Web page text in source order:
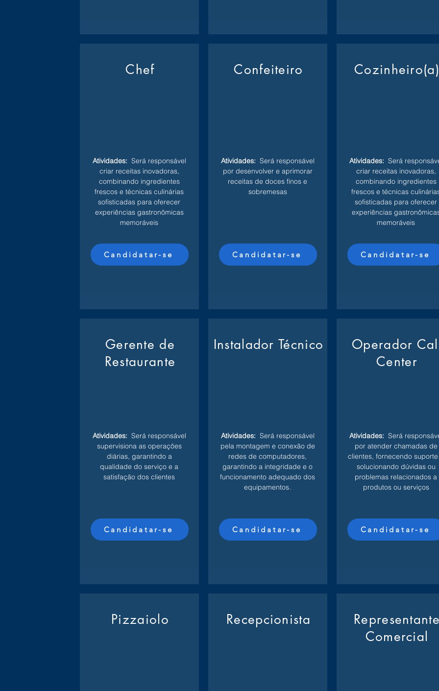
Chef
Atividades: Será responsável
criar receitas inovadoras,
combinando ingredientes
frescos e técnicas culinárias
sofisticadas para oferecer
experiências gastronômicas
memoráveis
Candidatar-se
Gerente de
Restaurante
Atividades: Será responsável
supervisiona as operações
diárias, garantindo a
qualidade do serviço e a
satisfação dos clientes
Candidatar-se
Pizzaiolo
Confeiteiro
Atividades: Será responsável
por desenvolver e aprimorar
receitas de doces finos e
sobremesas
Candidatar-se
Instalador Técnico
Atividades: Será responsável
pela montagem e conexão de
redes de computadores,
garantindo a integridade e o
funcionamento adequado dos
equipamentos.
Candidatar-se
Recepcionista
Cozinheiro(a)
Atividades: Será
criar receitas inovadoras,
combinando ingredientes
frescos e técnicas
sofisticadas para oferecer
experiências
memoráveis
Candidatar-se
Operador
Center
Atividades: Será
por atender chamadas de
clientes, fornecendo
solucionando dúvidas ou
problemas relacionados a
produtos ou serviços
Candidatar-se
Comercial